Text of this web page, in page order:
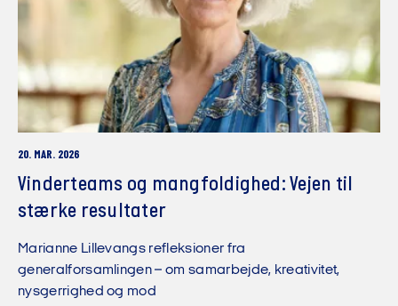
20. MAR. 2026
Vinderteams og mangfoldighed: Vejen til
stærke resultater
Marianne Lillevangs refleksioner fra
generalforsamlingen – om samarbejde, kreativitet,
nysgerrighed og mod